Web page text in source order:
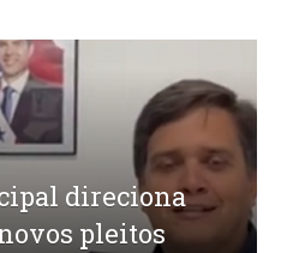
direciona
pleitos